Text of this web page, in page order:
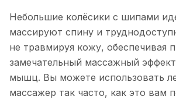
Небольшие колёсики с шипами
массируют спину и
не травмируя кожу, обеспечивая
замечательный массажный
мышц. Вы можете использовать
массажер так часто, как это вам